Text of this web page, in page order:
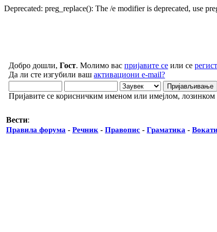
Deprecated: preg_replace(): The /e modifier is deprecated, use
Добро дошли, Гост. Молимо вас пријавите се или се
Да ли сте изгубили ваш активациони e-mail?
Пријавите се корисничким именом или имејлом,
Вести:
Правила форума - Речник - Правопис - Граматика -